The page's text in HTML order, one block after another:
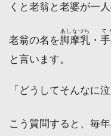
くと老翁と老婆が一
老翁の名を脚摩乳
あしなづち
・
て
と言います。
「どうしてそんなに
こう質問すると、毎年